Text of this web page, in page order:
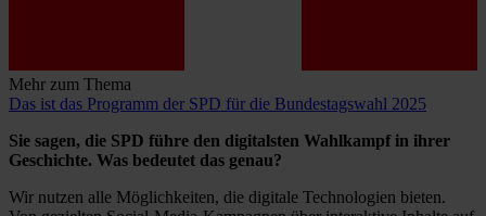
Mehr zum Thema
Das ist das Programm der SPD für die Bundestagswahl 2025
Sie sagen, die SPD führe den digitalsten Wahlkampf in ihrer
Geschichte. Was bedeutet das genau?
Wir nutzen alle Möglichkeiten, die digitale Technologien bieten.